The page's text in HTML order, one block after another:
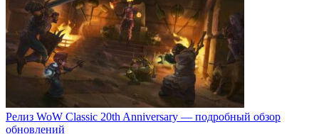
Релиз WoW Classic 20th Anniversary — подробный обзор
обновлений